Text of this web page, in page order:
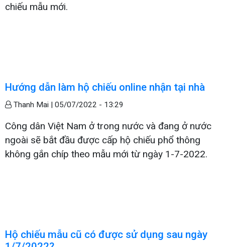
chiếu mẫu mới.
Hướng dẫn làm hộ chiếu online nhận tại nhà
Thanh Mai | 05/07/2022 - 13:29
Công dân Việt Nam ở trong nước và đang ở nước
ngoài sẽ bắt đầu được cấp hộ chiếu phổ thông
không gắn chíp theo mẫu mới từ ngày 1-7-2022.
Hộ chiếu mẫu cũ có được sử dụng sau ngày